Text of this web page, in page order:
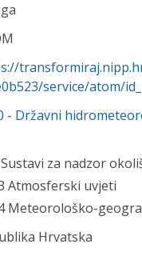
service/atom/
- Državni
za nadzor
Atmosferski uvjeti
Meteorološko-
Hrvatska